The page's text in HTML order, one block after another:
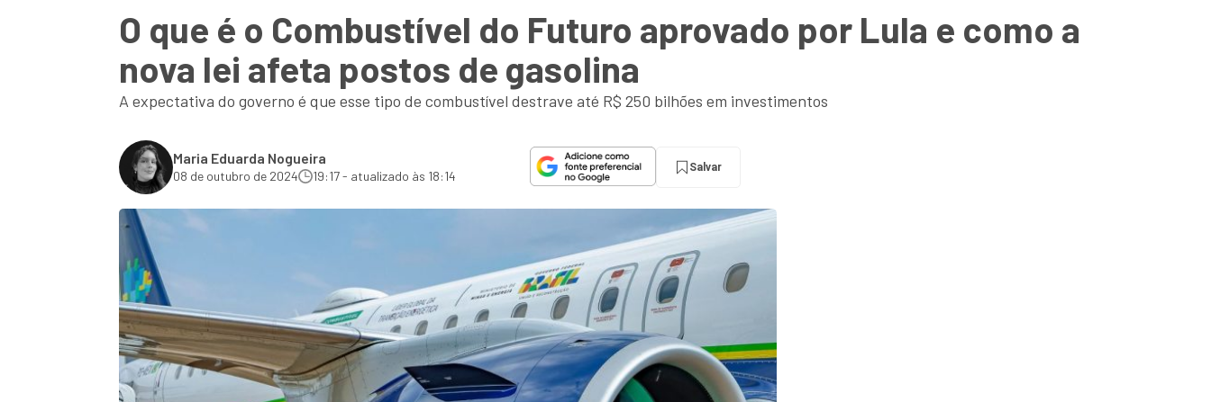
O que é o Combustível do Futuro aprovado por Lula e como a
nova lei afeta postos de gasolina
A expectativa do governo é que esse tipo de combustível destrave até R$ 250 bilhões em investimentos
Maria Eduarda Nogueira
08 de outubro de 2024 19:17 - atualizado às 18:14
Salvar